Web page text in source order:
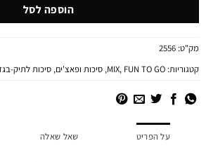
הוספה לסל
מק"ט:2556
קטגוריות:
MIX ,FUN TO GO
,סיכות ופאצ'ים,סיכות לתיק-בגד
על הפריט שאל שאלה